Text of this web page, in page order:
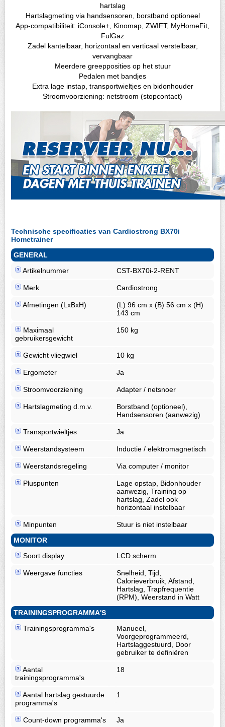
hartslag
Hartslagmeting via handsensoren, borstband optioneel
App-compatibiliteit: iConsole+, Kinomap, ZWIFT, MyHomeFit,
FulGaz
Zadel kantelbaar, horizontaal en verticaal verstelbaar,
vervangbaar
Meerdere greepposities op het stuur
Pedalen met bandjes
Extra lage instap, transportwieltjes en bidonhouder
Stroomvoorziening: netstroom (stopcontact)
Technische specificaties van Cardiostrong BX70i
Hometrainer
GENERAL
Artikelnummer
CST-BX70i-2-RENT
Merk Cardiostrong
Afmetingen (LxBxH)
(L) 96 cm x (B) 56 cm x (H)
143 cm
Maximaal
gebruikersgewicht
150 kg
Gewicht vliegwiel 10 kg
Ergometer Ja
Stroomvoorziening Adapter / netsnoer
Hartslagmeting d.m.v.
Borstband (optioneel),
Handsensoren (aanwezig)
Transportwieltjes Ja
Weerstandsysteem Inductie / elektromagnetisch
Weerstandsregeling Via computer / monitor
Pluspunten
Lage opstap, Bidonhouder
aanwezig, Training op
hartslag, Zadel ook
horizontaal instelbaar
Minpunten
Stuur is niet instelbaar
MONITOR
Soort display
LCD scherm
Weergave functies
Snelheid, Tijd,
Calorieverbruik, Afstand,
Hartslag, Trapfrequentie
(RPM), Weerstand in Watt
TRAININGSPROGRAMMA'S
Trainingsprogramma's
Manueel,
Voorgeprogrammeerd,
Hartslaggestuurd, Door
gebruiker te definiëren
Aantal
trainingsprogramma's
18
Aantal hartslag gestuurde
programma's
1
Count-down programma's Ja